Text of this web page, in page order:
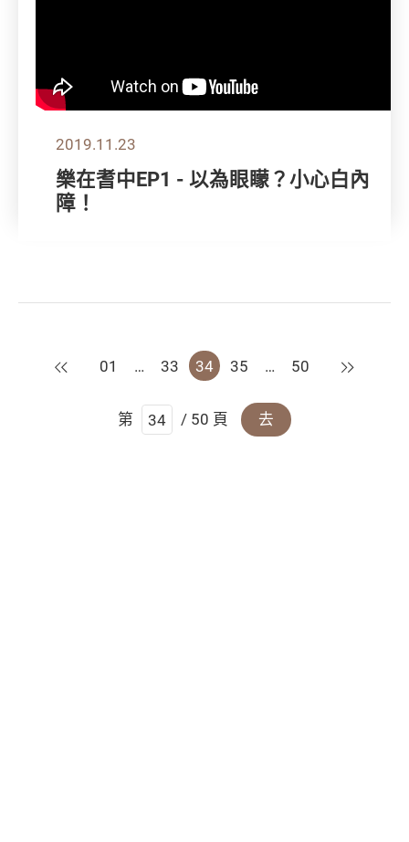
2019.11.23
樂在耆中EP1 - 以為眼矇？小心白內
障！
上一頁
01 … 33 34 35 … 50 下一頁
第 / 50 頁 去